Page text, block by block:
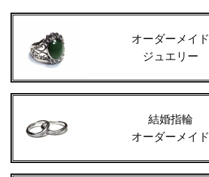
オーダーメイド
ジュエリー
結婚指輪
オーダーメイド